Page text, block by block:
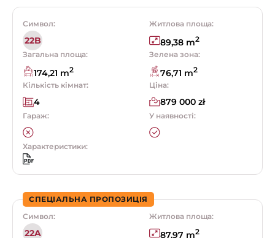
Символ:
22B
Житлова площа:
89,38 m2
Загальна площа:
174,21 m2
Зелена зона:
76,71 m2
Кількість кімнат:
4
Ціна:
879 000 zł
Гараж: У наявності:
Характеристики:
СПЕЦІАЛЬНА ПРОПОЗИЦІЯ
Символ:
22A
Житлова площа:
87,97 m2